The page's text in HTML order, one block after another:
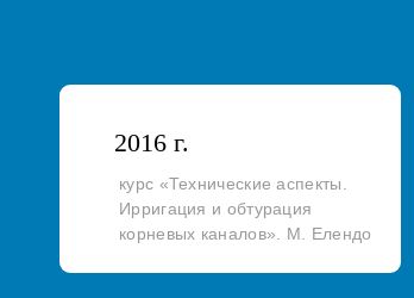
2016 г.
курс «Технические аспекты.
Ирригация и обтурация
корневых каналов». М. Елендо